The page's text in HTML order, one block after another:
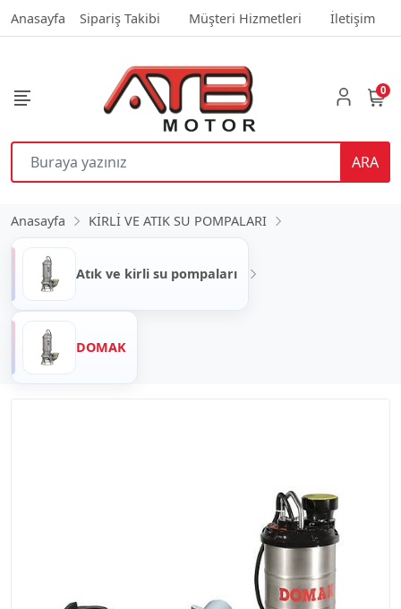
Anasayfa Sipariş Takibi Müşteri Hizmetleri İletişim
ARA
0
Anasayfa KİRLİ VE ATIK SU POMPALARI
Atık ve kirli su pompaları
DOMAK